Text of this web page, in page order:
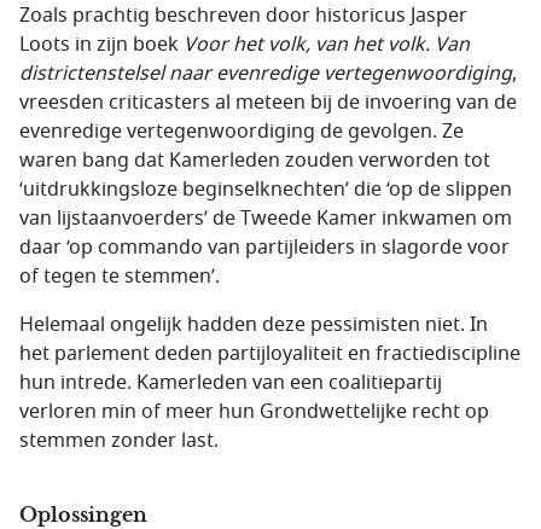
Zoals prachtig beschreven door historicus Jasper
Loots in zijn boek Voor het volk, van het volk. Van
districtenstelsel naar evenredige vertegenwoordiging,
vreesden criticasters al meteen bij de invoering van de
evenredige vertegenwoordiging de gevolgen. Ze
waren bang dat Kamerleden zouden verworden tot
‘uitdrukkingsloze beginselknechten’ die ‘op de slippen
van lijstaanvoerders’ de Tweede Kamer inkwamen om
daar ‘op commando van partijleiders in slagorde voor
of tegen te stemmen’.
Helemaal ongelijk hadden deze pessimisten niet. In
het parlement deden partijloyaliteit en fractiediscipline
hun intrede. Kamerleden van een coalitiepartij
verloren min of meer hun Grondwettelijke recht op
stemmen zonder last.
Oplossingen